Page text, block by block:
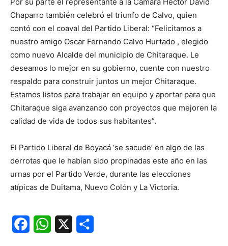
Chaparro también celebró el triunfo de Calvo, quien
contó con el coaval del Partido Liberal: “Felicitamos a
nuestro amigo Oscar Fernando Calvo Hurtado , elegido
como nuevo Alcalde del municipio de Chitaraque. Le
deseamos lo mejor en su gobierno, cuente con nuestro
respaldo para construir juntos un mejor Chitaraque.
Estamos listos para trabajar en equipo y aportar para que
Chitaraque siga avanzando con proyectos que mejoren la
calidad de vida de todos sus habitantes”.
El Partido Liberal de Boyacá ‘se sacude’ en algo de las
derrotas que le habían sido propinadas este año en las
urnas por el Partido Verde, durante las elecciones
atípicas de Duitama, Nuevo Colón y La Victoria.
FacebookWhatsApp